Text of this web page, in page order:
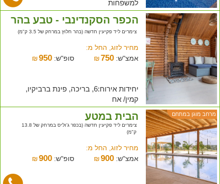
למשפחות
הכפר הסקנדינבי - טבע בהר
צימרים ליד פקיעין חדשה (בהר חלוץ במרחק של 3.5 ק"מ)
מחיר לזוג, החל מ:
אמצ"ש:
₪750 סופ"ש: ₪ 950
יחידות אירוח:6, בריכה, פינת ברביקיו,
קמין/ אח
מרחב מוגן במתחם הבית במטע
צימרים ליד פקיעין חדשה (בכפר ג'וליס במרחק של 13.8
ק"מ)
מחיר לזוג, החל מ:
אמצ"ש:
₪900 סופ"ש: ₪ 900